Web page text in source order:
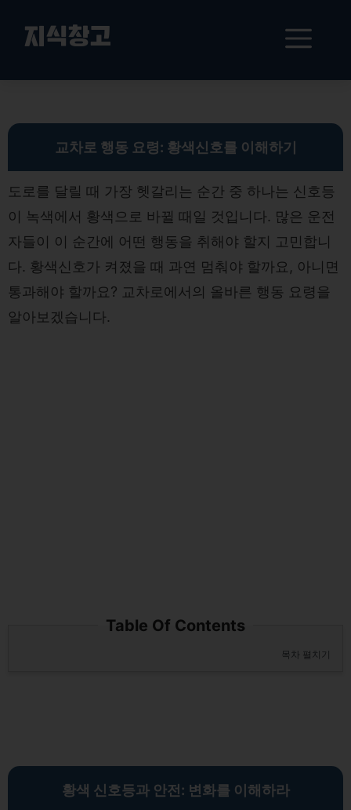
뛰
지식창고
메
뉴
교차로 행동 요령: 황색신호를 이해하기
도로를 달릴 때 가장 헷갈리는 순간 중 하나는 신호등
이 녹색에서 황색으로 바뀔 때일 것입니다. 많은 운전
자들이 이 순간에 어떤 행동을 취해야 할지 고민합니
다. 황색신호가 켜졌을 때 과연 멈춰야 할까요, 아니면
통과해야 할까요? 교차로에서의 올바른 행동 요령을
알아보겠습니다.
Table Of Contents
목차 펼치기
황색 신호등과 안전: 변화를 이해하라